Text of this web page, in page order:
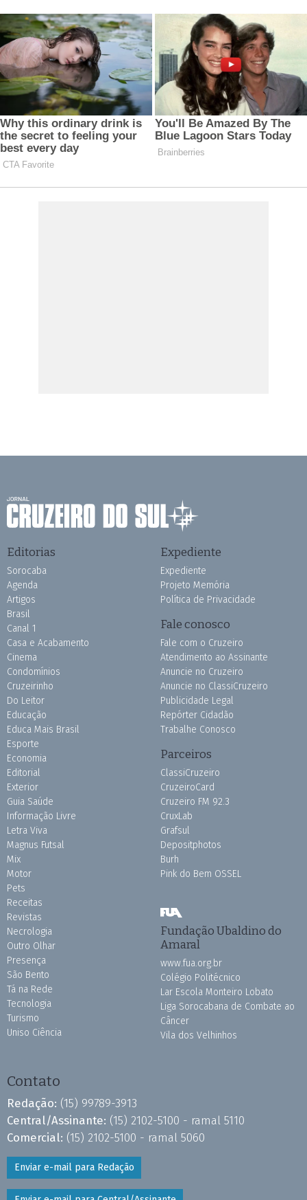
Editorias
Sorocaba
Agenda
Artigos
Brasil
Canal 1
Casa e Acabamento
Cinema
Condomínios
Cruzeirinho
Do Leitor
Educação
Educa Mais Brasil
Esporte
Economia
Editorial
Exterior
Guia Saúde
Informação Livre
Letra Viva
Magnus Futsal
Mix
Motor
Pets
Receitas
Revistas
Necrologia
Outro Olhar
Presença
São Bento
Tá na Rede
Tecnologia
Turismo
Uniso Ciência
Expediente
Expediente
Projeto Memória
Política de Privacidade
Fale conosco
Fale com o Cruzeiro
Atendimento ao Assinante
Anuncie no Cruzeiro
Anuncie no ClassiCruzeiro
Publicidade Legal
Repórter Cidadão
Trabalhe Conosco
Parceiros
ClassiCruzeiro
CruzeiroCard
Cruzeiro FM 92.3
CruxLab
Grafsul
Depositphotos
Burh
Pink do Bem OSSEL
Fundação Ubaldino do
Amaral
www.fua.org.br
Colégio Politécnico
Lar Escola Monteiro Lobato
Liga Sorocabana de Combate ao
Câncer
Vila dos Velhinhos
Contato
Redação: (15) 99789-3913
Central/Assinante: (15) 2102-5100 - ramal 5110
Comercial: (15) 2102-5100 - ramal 5060
Enviar e-mail para Redação